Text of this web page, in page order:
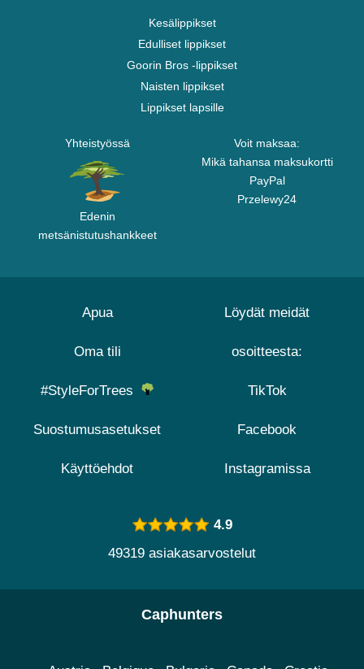
Kesälippikset
Edulliset lippikset
Goorin Bros -lippikset
Naisten lippikset
Lippikset lapsille
Yhteistyössä
Edenin
metsänistutushankkeet
Voit maksaa:
Mikä tahansa maksukortti
PayPal
Przelewy24
Apua
Oma tili
#StyleForTrees
Suostumusasetukset
Käyttöehdot
Löydät meidät
osoitteesta:
TikTok
Facebook
Instagramissa
4.9
49319 asiakasarvostelut
Caphunters